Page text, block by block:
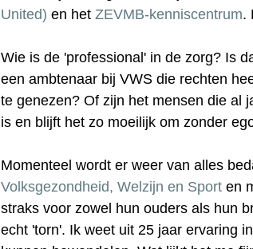
United) en het ZEVMB-kenniscentrum.
Wie is de 'professional' in de zorg? Is
een ambtenaar bij VWS die rechten
te genezen? Of zijn het mensen die al
is en blijft het zo moeilijk om zonder
Momenteel wordt er weer van alles
Volksgezondheid, Welzijn en Sport en
straks voor zowel hun ouders als hun
echt 'torn'. Ik weet uit 25 jaar ervaring